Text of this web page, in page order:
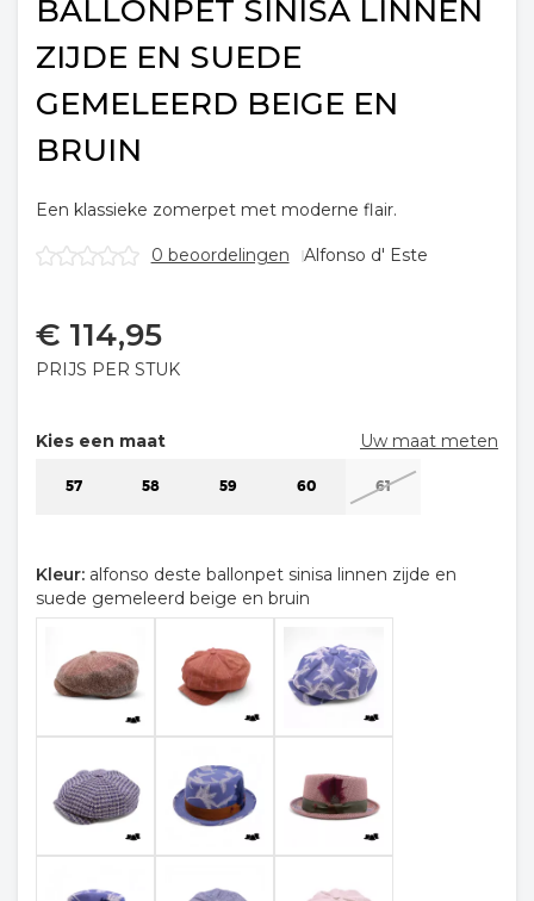
BALLONPET SINISA LINNEN
ZIJDE EN SUEDE
GEMELEERD BEIGE EN
BRUIN
Een klassieke zomerpet met moderne flair.
0 beoordelingen Alfonso d' Este
€ 114,95
PRIJS PER STUK
Kies een maat Uw maat meten
57 58 59 60 61
Kleur: alfonso deste ballonpet sinisa linnen zijde en
suede gemeleerd beige en bruin